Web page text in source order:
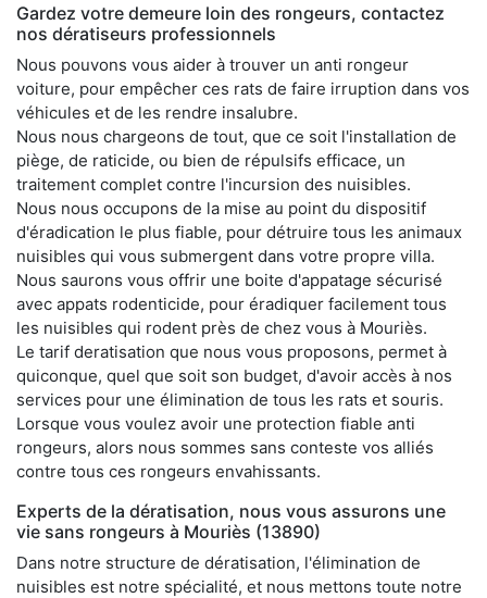
Gardez votre demeure loin des rongeurs, contactez
nos dératiseurs professionnels
Nous pouvons vous aider à trouver un anti rongeur
voiture, pour empêcher ces rats de faire irruption dans vos
véhicules et de les rendre insalubre.
Nous nous chargeons de tout, que ce soit l'installation de
piège, de raticide, ou bien de répulsifs efficace, un
traitement complet contre l'incursion des nuisibles.
Nous nous occupons de la mise au point du dispositif
d'éradication le plus fiable, pour détruire tous les animaux
nuisibles qui vous submergent dans votre propre villa.
Nous saurons vous offrir une boite d'appatage sécurisé
avec appats rodenticide, pour éradiquer facilement tous
les nuisibles qui rodent près de chez vous à Mouriès.
Le tarif deratisation que nous vous proposons, permet à
quiconque, quel que soit son budget, d'avoir accès à nos
services pour une élimination de tous les rats et souris.
Lorsque vous voulez avoir une protection fiable anti
rongeurs, alors nous sommes sans conteste vos alliés
contre tous ces rongeurs envahissants.
Experts de la dératisation, nous vous assurons une
vie sans rongeurs à Mouriès (13890)
Dans notre structure de dératisation, l'élimination de
nuisibles est notre spécialité, et nous mettons toute notre